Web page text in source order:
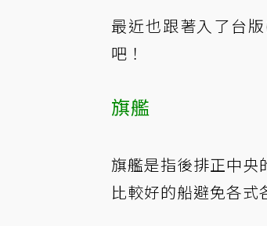
最近也跟著入了台
吧！
旗艦
旗艦是指後排正中央
比較好的船避免各式